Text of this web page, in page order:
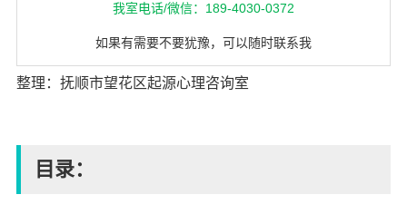
我室电话/微信：189-4030-0372
如果有需要不要犹豫，可以随时联系我
整理：抚顺市望花区起源心理咨询室
目录：